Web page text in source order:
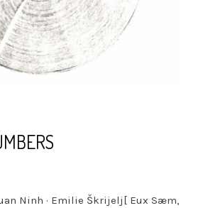
Ninh · Emilie Škrijelj[ Eux Sæm,